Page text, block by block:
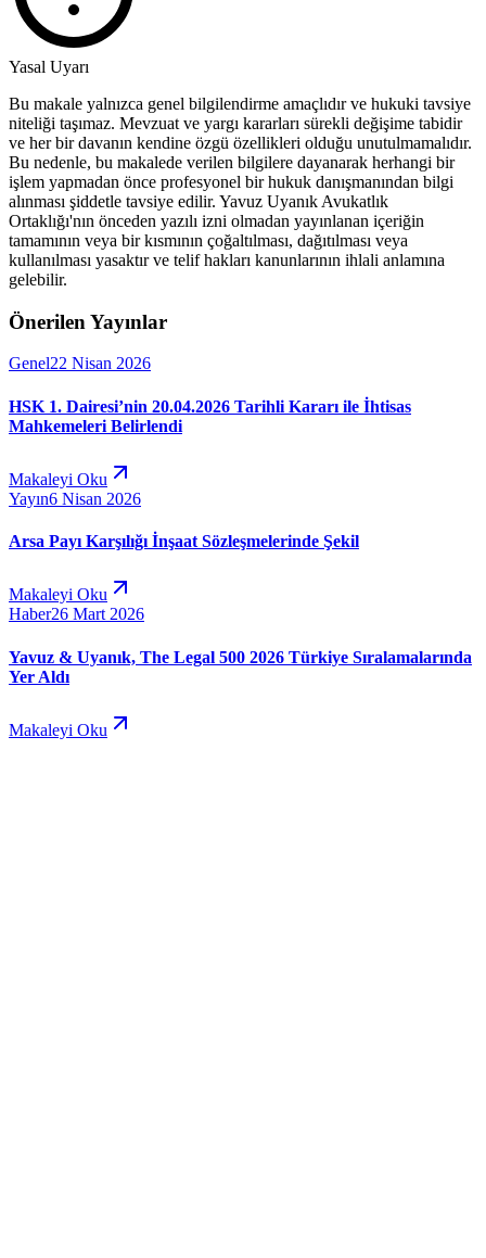
Yasal Uyarı
Bu makale yalnızca genel bilgilendirme amaçlıdır ve hukuki tavsiye
niteliği taşımaz. Mevzuat ve yargı kararları sürekli değişime tabidir
ve her bir davanın kendine özgü özellikleri olduğu unutulmamalıdır.
Bu nedenle, bu makalede verilen bilgilere dayanarak herhangi bir
işlem yapmadan önce profesyonel bir hukuk danışmanından bilgi
alınması şiddetle tavsiye edilir. Yavuz Uyanık Avukatlık
Ortaklığı'nın önceden yazılı izni olmadan yayınlanan içeriğin
tamamının veya bir kısmının çoğaltılması, dağıtılması veya
kullanılması yasaktır ve telif hakları kanunlarının ihlali anlamına
gelebilir.
Önerilen Yayınlar
Genel22 Nisan 2026
HSK 1. Dairesi’nin 20.04.2026 Tarihli Kararı ile İhtisas
Mahkemeleri Belirlendi
Makaleyi Oku
Yayın6 Nisan 2026
Arsa Payı Karşılığı İnşaat Sözleşmelerinde Şekil
Makaleyi Oku
Haber26 Mart 2026
Yavuz & Uyanık, The Legal 500 2026 Türkiye Sıralamalarında
Yer Aldı
Makaleyi Oku